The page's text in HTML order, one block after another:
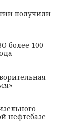
получили
более 100
нефтебазе